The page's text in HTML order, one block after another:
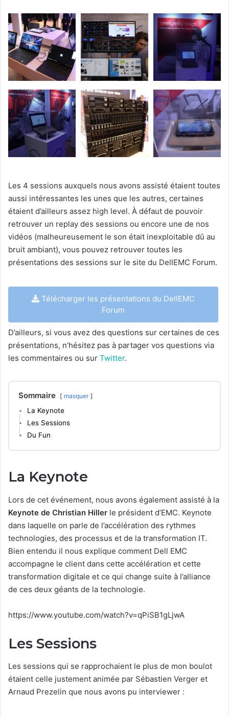
Les 4 sessions auxquels nous avons assisté étaient toutes
aussi intéressantes les unes que les autres, certaines
étaient d’ailleurs assez high level. À défaut de pouvoir
retrouver un replay des sessions ou encore une de nos
vidéos (malheureusement le son était inexploitable dû au
bruit ambiant), vous pouvez retrouver toutes les
présentations des sessions sur le site du DellEMC Forum.
Télécharger les présentations du DellEMC
Forum
D’ailleurs, si vous avez des questions sur certaines de ces
présentations, n’hésitez pas à partager vos questions via
les commentaires ou sur Twitter.
Sommaire masquer
La Keynote
Les Sessions
Du Fun
La Keynote
Lors de cet événement, nous avons également assisté à la
Keynote de Christian Hiller le président d’EMC. Keynote
dans laquelle on parle de l’accélération des rythmes
technologies, des processus et de la transformation IT.
Bien entendu il nous explique comment Dell EMC
accompagne le client dans cette accélération et cette
transformation digitale et ce qui change suite à l’alliance
de ces deux géants de la technologie.
https://www.youtube.com/watch?v=qPiSB1gLjwA
Les Sessions
Les sessions qui se rapprochaient le plus de mon boulot
étaient celle justement animée par Sébastien Verger et
Arnaud Prezelin que nous avons pu interviewer :